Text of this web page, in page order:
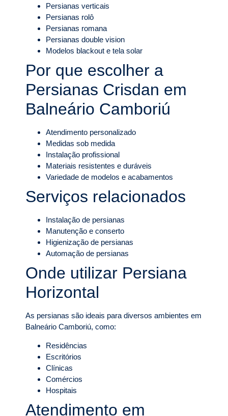
Persianas verticais
Persianas rolô
Persianas romana
Persianas double vision
Modelos blackout e tela solar
Por que escolher a
Persianas Crisdan em
Balneário Camboriú
Atendimento personalizado
Medidas sob medida
Instalação profissional
Materiais resistentes e duráveis
Variedade de modelos e acabamentos
Serviços relacionados
Instalação de persianas
Manutenção e conserto
Higienização de persianas
Automação de persianas
Onde utilizar Persiana
Horizontal
As persianas são ideais para diversos ambientes em
Balneário Camboriú, como:
Residências
Escritórios
Clínicas
Comércios
Hospitais
Atendimento em